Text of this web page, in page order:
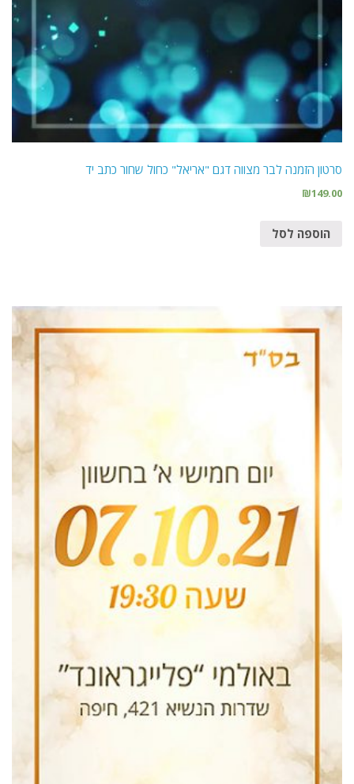
סרטון הזמנה לבר מצווה דגם "אריאל" כחול שחור כתב יד
₪149.00
הוספה לסל